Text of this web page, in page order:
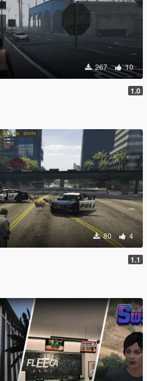
267 10
1.0
80 4
1.1